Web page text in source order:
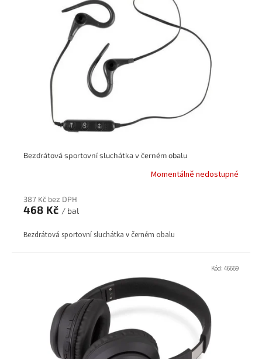
Bezdrátová sportovní sluchátka v černém obalu
Momentálně nedostupné
387 Kč bez DPH
468 Kč / bal
Bezdrátová sportovní sluchátka v černém obalu
Kód: 46669